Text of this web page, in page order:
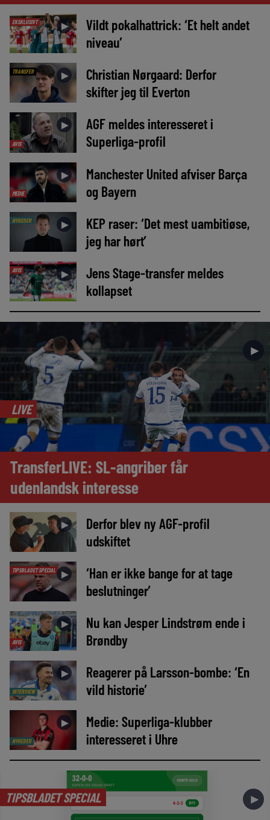
EKSKLUSIVT ►
Vildt pokalhattrick: ‘Et helt andet
niveau’
TRANSFER ►
Christian Nørgaard: Derfor
skifter jeg til Everton
AVIS
►
AGF meldes interesseret i
Superliga-profil
MEDIE
►
Manchester United afviser Barça
og Bayern
NYHEDER ►
KEP raser: ‘Det mest uambitiøse,
jeg har hørt’
AVIS ►
Jens Stage-transfer meldes
kollapset
►
LIVE
TransferLIVE: SL-angriber får
udenlandsk interesse
►
Derfor blev ny AGF-profil
udskiftet
TIPSBLADET SPECIAL ►
‘Han er ikke bange for at tage
beslutninger’
AVIS
►
Nu kan Jesper Lindstrøm ende i
Brøndby
INTERVIEW
►
Reagerer på Larsson-bombe: ‘En
vild historie’
NYHEDER
►
Medie: Superliga-klubber
interesseret i Uhre
TIPSBLADET SPECIAL ►